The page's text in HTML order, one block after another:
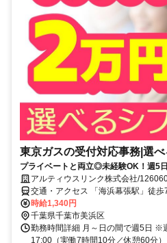
東京ガスの受付対応事務|選べ
プライベートと両立◎未経験OK！週5
アルティウスリンク株式会社/
交通・アクセス 「海浜幕張駅」徒
分 ★交通費実費支給※社内規定あり★
時給1,340円
千葉県千葉市美浜区
勤務時間詳細 月～日の間で週5日 ※
17:00（実働7時間10分／休憩60分